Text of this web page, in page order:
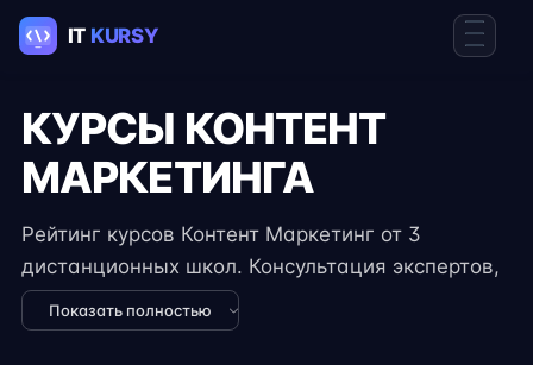
КУРСЫ КОНТЕНТ
МАРКЕТИНГА
Рейтинг курсов Контент Маркетинг от 3
дистанционных школ. Консультация экспертов,
практические задания и реальные проекты,
чтобы развить профессиональные навыки для
Показать полностью